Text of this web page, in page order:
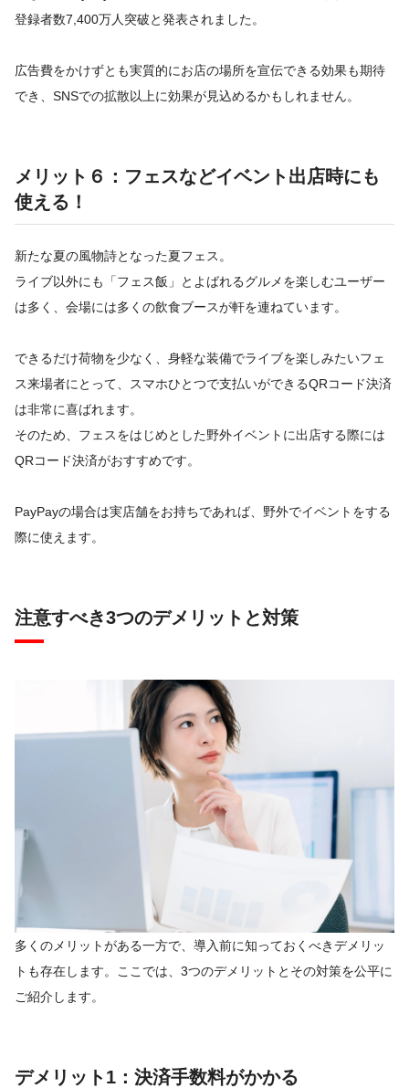
登録者数7,400万人突破と発表されました。
広告費をかけずとも実質的にお店の場所を宣伝できる効果も期待
でき、SNSでの拡散以上に効果が見込めるかもしれません。
メリット６：フェスなどイベント出店時にも
使える！
新たな夏の風物詩となった夏フェス。
ライブ以外にも「フェス飯」とよばれるグルメを楽しむユーザー
は多く、会場には多くの飲食ブースが軒を連ねています。
できるだけ荷物を少なく、身軽な装備でライブを楽しみたいフェ
ス来場者にとって、スマホひとつで支払いができるQRコード決済
は非常に喜ばれます。
そのため、フェスをはじめとした野外イベントに出店する際には
QRコード決済がおすすめです。
PayPayの場合は実店舗をお持ちであれば、野外でイベントをする
際に使えます。
注意すべき3つのデメリットと対策
多くのメリットがある一方で、導入前に知っておくべきデメリッ
トも存在します。ここでは、3つのデメリットとその対策を公平に
ご紹介します。
デメリット1：決済手数料がかかる